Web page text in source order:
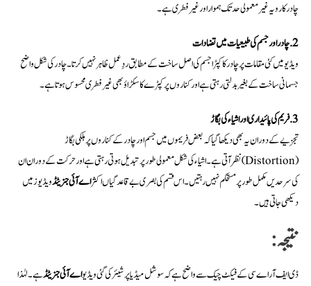
چادر کا رویہ غیر معمولی حد تک ہموار اور غیر فطری ہے۔
2. چادر اور جسم کی طبیعیات میں تضادات
ویڈیو میں کئی مقامات پر چادر کا کپڑا جسم کی اصل ساخت کے مطابق ردِعمل ظاہر نہیں کرتا۔ چادر کی شکل واضح
جسمانی ساخت کے بغیر بدلتی رہتی ہے اور کناروں پر کپڑے کا سکڑاؤ بھی غیر فطری محسوس ہوتا ہے۔
3. فریم کی پائیداری اور اشیاء کی بگاڑ
تجزیے کے دوران یہ بھی دیکھا گیا کہ بعض فریموں میں جسم اور چادر کے کناروں پر ہلکی بگاڑ
(Distortion) نظر آتی ہے۔ اشیاء کی شکل معمولی طور پر تبدیل ہوتی رہتی ہے اور حرکت کے دوران ان
کی سرحدیں مکمل طور پر مستحکم نہیں رہتیں۔ اس قسم کی بصری بے قاعدگیاں اکثراے آئی جنریٹڈویڈیوز میں
دیکھی جاتی ہیں۔
نتیجہ:
ڈی ایف آر اے سی کے فیکٹ چیک سے واضح ہے کہ سوشل میڈیا پر شیئر کی گئی ویڈیواے آئی جنریٹڈہے۔ لہٰذا